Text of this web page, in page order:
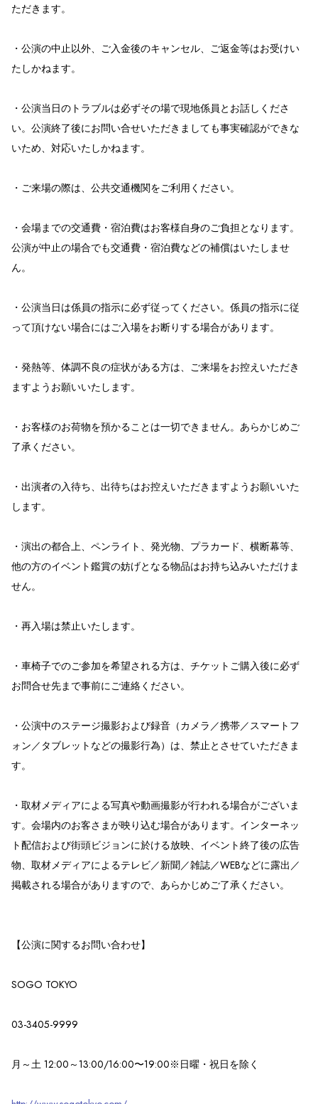
ただきます。
・公演の中止以外、ご入金後のキャンセル、ご返金等はお受けい
たしかねます。
・公演当日のトラブルは必ずその場で現地係員とお話しくださ
い。公演終了後にお問い合せいただきましても事実確認ができな
いため、対応いたしかねます。
・ご来場の際は、公共交通機関をご利用ください。
・会場までの交通費・宿泊費はお客様自身のご負担となります。
公演が中止の場合でも交通費・宿泊費などの補償はいたしませ
ん。
・公演当日は係員の指示に必ず従ってください。係員の指示に従
って頂けない場合にはご入場をお断りする場合があります。
・発熱等、体調不良の症状がある方は、ご来場をお控えいただき
ますようお願いいたします。
・お客様のお荷物を預かることは一切できません。あらかじめご
了承ください。
・出演者の入待ち、出待ちはお控えいただきますようお願いいた
します。
・演出の都合上、ペンライト、発光物、プラカード、横断幕等、
他の方のイベント鑑賞の妨げとなる物品はお持ち込みいただけま
せん。
・再入場は禁止いたします。
・車椅子でのご参加を希望される方は、チケットご購入後に必ず
お問合せ先まで事前にご連絡ください。
・公演中のステージ撮影および録音（カメラ／携帯／スマートフ
ォン／タブレットなどの撮影行為）は、禁止とさせていただきま
す。
・取材メディアによる写真や動画撮影が行われる場合がございま
す。会場内のお客さまが映り込む場合があります。インターネッ
ト配信および街頭ビジョンに於ける放映、イベント終了後の広告
物、取材メディアによるテレビ／新聞／雑誌／WEBなどに露出／
掲載される場合がありますので、あらかじめご了承ください。
【公演に関するお問い合わせ】
SOGO TOKYO
03-3405-9999
月～土 12:00～13:00/16:00〜19:00※日曜・祝日を除く